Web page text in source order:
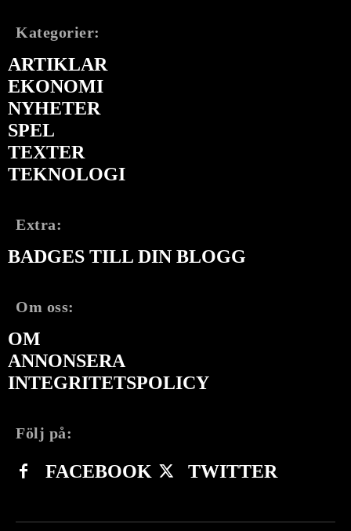
Kategorier:
ARTIKLAR
EKONOMI
NYHETER
SPEL
TEXTER
TEKNOLOGI
Extra:
BADGES TILL DIN BLOGG
Om oss:
OM
ANNONSERA
INTEGRITETSPOLICY
Följ på:
FACEBOOK TWITTER